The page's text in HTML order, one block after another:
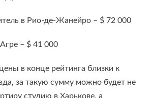
в Рио-де-Жанейро – $ 72 000
– $ 41 000
в конце рейтинга близки к
за такую сумму можно будет не
студию в Харькове, а